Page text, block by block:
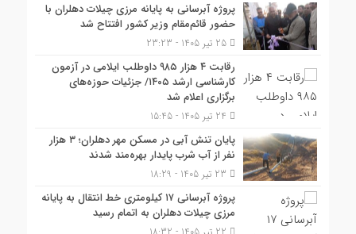
پروژه آبرسانی به پایانه مرزی چیلات دهلران با
حضور قائم‌مقام وزیر کشور افتتاح شد
25 تیر 1405 - 23:23
رقابت ۴ هزار ۹۸۵ داوطلب ایلامی در آزمون
کارشناسی ارشد ۱۴۰۵/ جزئیات حوزه‌های
برگزاری اعلام شد
پایان تنش آبی در مسکن مهر دهلران؛ ۳ هزار
نفر از آب شرب پایدار بهره‌مند شدند
پروژه آبرسانی ۱۷ کیلومتری خط انتقال به پایانه
مرزی چیلات دهلران به اتمام رسید